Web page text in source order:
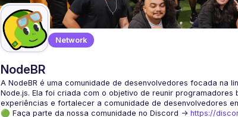
Network
NodeBR
A NodeBR é uma comunidade de desenvolvedores focada na
Node.js. Ela foi criada com o objetivo de reunir
🟢 Faça parte da nossa comunidade no Discord -> https://